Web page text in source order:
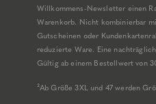
Willkommens-Newsletter einen
Warenkorb. Nicht kombinierbar
Gutscheinen oder
reduzierte Ware. Eine
Gültig ab einem Bestellwert von
²Ab Größe 3XL und 47 werden